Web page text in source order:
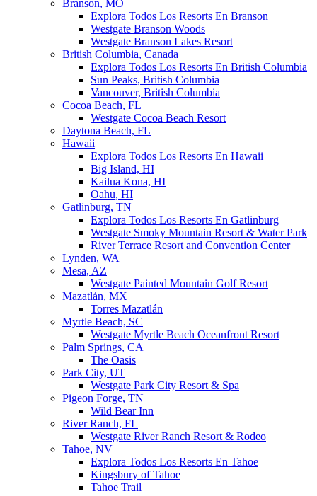
Branson, MO
Explora Todos Los Resorts En Branson
Westgate Branson Woods
Westgate Branson Lakes Resort
British Columbia, Canada
Explora Todos Los Resorts En British Columbia
Sun Peaks, British Columbia
Vancouver, British Columbia
Cocoa Beach, FL
Westgate Cocoa Beach Resort
Daytona Beach, FL
Hawaii
Explora Todos Los Resorts En Hawaii
Big Island, HI
Kailua Kona, HI
Oahu, HI
Gatlinburg, TN
Explora Todos Los Resorts En Gatlinburg
Westgate Smoky Mountain Resort & Water Park
River Terrace Resort and Convention Center
Lynden, WA
Mesa, AZ
Westgate Painted Mountain Golf Resort
Mazatlán, MX
Torres Mazatlán
Myrtle Beach, SC
Westgate Myrtle Beach Oceanfront Resort
Palm Springs, CA
The Oasis
Park City, UT
Westgate Park City Resort & Spa
Pigeon Forge, TN
Wild Bear Inn
River Ranch, FL
Westgate River Ranch Resort & Rodeo
Tahoe, NV
Explora Todos Los Resorts En Tahoe
Kingsbury of Tahoe
Tahoe Trail